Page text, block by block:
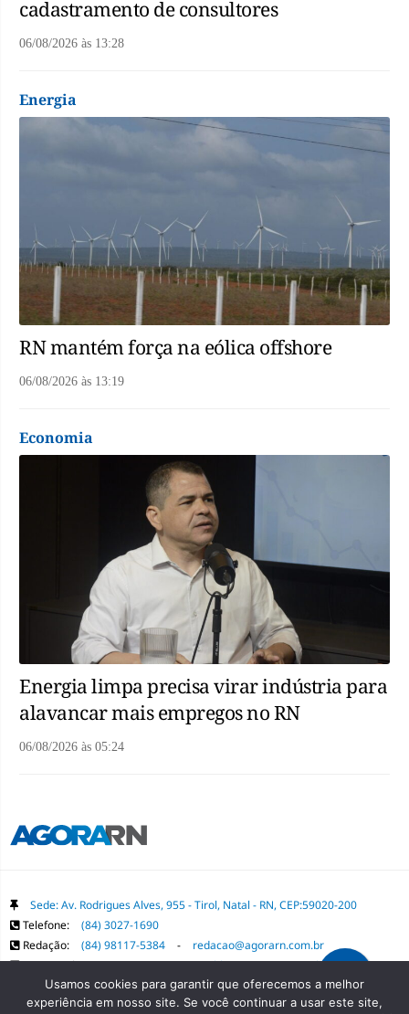
cadastramento de consultores
06/08/2026 às 13:28
Energia
RN mantém força na eólica offshore
06/08/2026 às 13:19
Economia
Energia limpa precisa virar indústria para
alavancar mais empregos no RN
06/08/2026 às 05:24
Sede: Av. Rodrigues Alves, 955 - Tirol, Natal - RN, CEP:59020-200
Telefone:
(84) 3027-1690
Redação:
(84) 98117-5384 -
redacao@agorarn.com.br
Comercial: (84) 98117-1718 - publica@agorarn.com.br
Usamos cookies para garantir que oferecemos a melhor
experiência em nosso site. Se você continuar a usar este site,